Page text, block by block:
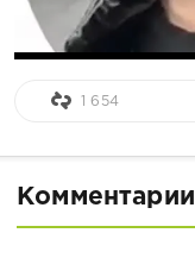
1 654
Комментарии